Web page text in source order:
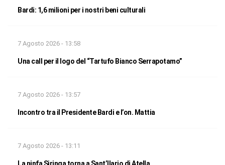
Bardi: 1,6 milioni per i nostri beni culturali
7 Agosto 2026 - 13:58
Una call per il logo del “Tartufo Bianco Serrapotamo”
7 Agosto 2026 - 13:57
Incontro tra il Presidente Bardi e l’on. Mattia
7 Agosto 2026 - 13:11